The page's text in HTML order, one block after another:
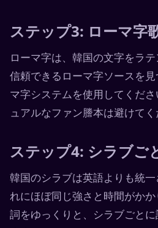
ステップ3: ローマ字
ローマ字は、韓国の文字をラテ
信頼できるローマ字ソースを
マ字システムを使用してくだ
ュアルなファン謄本は避けてく
ステップ4: シラブご
韓国のシラブは英語よりも統
れにほぼ同じ強さと時間がか
詞をゆっくりと、シラブごと